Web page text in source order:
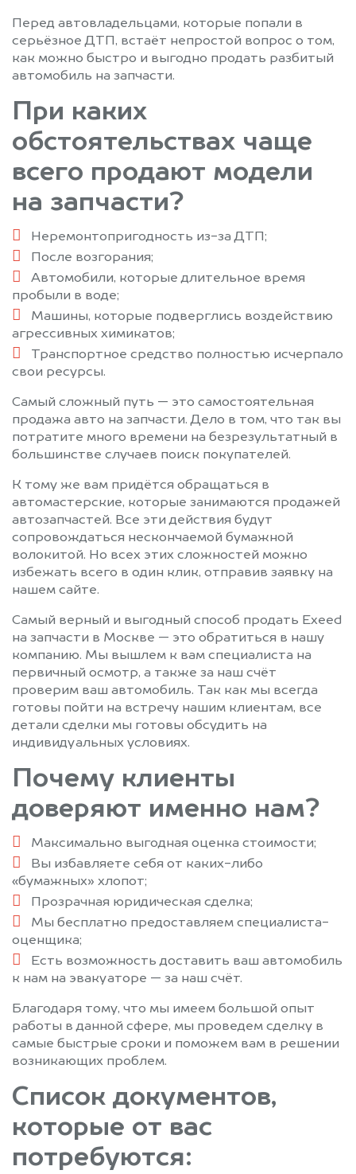
Михнево
Можайск
Монино
Москва
Московский
Мытищи
Нахабино
Немчиновка
Новобратцевский
Новоподрезково
Ногинск
Ожерелье
Октябрьский
Опалиха
Орехово-Зуево
Первомайский
Пески
Пироговский
Полушкино
Правдинский
Протвино
Родники
Рошаль
Рублево
Руза
Сергиев Посад
Серебряные Пруды
Серпухов
Солнечногорск
Солнцево
Софрино
Старая Купавна
Старбеево
Ступино
Текстильщик
Темпы
Томилино
Троицк
Туголесский Бор
Тучково
Уваровка
Удельная
Фирсановка
Фрязино
Фряново
Хотьково
Черноголовка
Черусти
Чехов
Шарапово
Шаховская
Шереметьевский
Щелково
Электрогорск
Электросталь
Электроугли
Юбилейный
Яхрома
Перед автовладельцами, которые попали в
серьёзное ДТП, встаёт непростой вопрос о том,
как можно быстро и выгодно продать разбитый
автомобиль на запчасти.
При каких
обстоятельствах чаще
всего продают модели
на запчасти?
Неремонтопригодность из-за ДТП;
После возгорания;
Автомобили, которые длительное время
пробыли в воде;
Машины, которые подверглись воздействию
агрессивных химикатов;
Транспортное средство полностью исчерпало
свои ресурсы.
Самый сложный путь — это самостоятельная
продажа авто на запчасти. Дело в том, что так вы
потратите много времени на безрезультатный в
большинстве случаев поиск покупателей.
К тому же вам придётся обращаться в
автомастерские, которые занимаются продажей
автозапчастей. Все эти действия будут
сопровождаться нескончаемой бумажной
волокитой. Но всех этих сложностей можно
избежать всего в один клик, отправив заявку на
нашем сайте.
Самый верный и выгодный способ продать Exeed
на запчасти в Москве — это обратиться в нашу
компанию. Мы вышлем к вам специалиста на
первичный осмотр, а также за наш счёт
проверим ваш автомобиль. Так как мы всегда
готовы пойти на встречу нашим клиентам, все
детали сделки мы готовы обсудить на
индивидуальных условиях.
Почему клиенты
доверяют именно нам?
Максимально выгодная оценка стоимости;
Вы избавляете себя от каких-либо
«бумажных» хлопот;
Прозрачная юридическая сделка;
Мы бесплатно предоставляем специалиста-
оценщика;
Есть возможность доставить ваш автомобиль
к нам на эвакуаторе — за наш счёт.
Благодаря тому, что мы имеем большой опыт
работы в данной сфере, мы проведем сделку в
самые быстрые сроки и поможем вам в решении
возникающих проблем.
Список документов,
которые от вас
потребуются: